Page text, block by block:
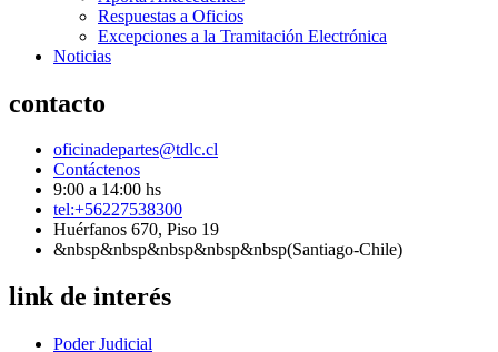
Respuestas a Oficios
Excepciones a la Tramitación Electrónica
Noticias
contacto
oficinadepartes@tdlc.cl
Contáctenos
9:00 a 14:00 hs
tel:+56227538300
Huérfanos 670, Piso 19
&nbsp&nbsp&nbsp&nbsp&nbsp(Santiago-Chile)
link de interés
Poder Judicial